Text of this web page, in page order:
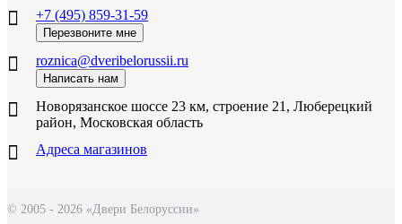
+7 (495) 859-31-59
Перезвоните мне
roznica@dveribelorussii.ru
Написать нам
Новорязанское шоссе 23 км, строение 21, Люберецкий
район, Московская область
Адреса магазинов
© 2005 - 2026 «Двери Белоруссии»